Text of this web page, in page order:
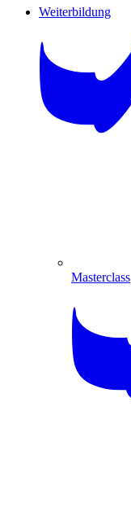
Weiterbildung
Masterclass